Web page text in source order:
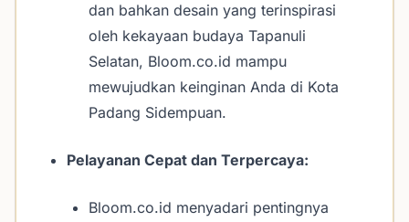
dan bahkan desain yang terinspirasi
oleh kekayaan budaya Tapanuli
Selatan, Bloom.co.id mampu
mewujudkan keinginan Anda di Kota
Padang Sidempuan.
Pelayanan Cepat dan Terpercaya:
Bloom.co.id menyadari pentingnya